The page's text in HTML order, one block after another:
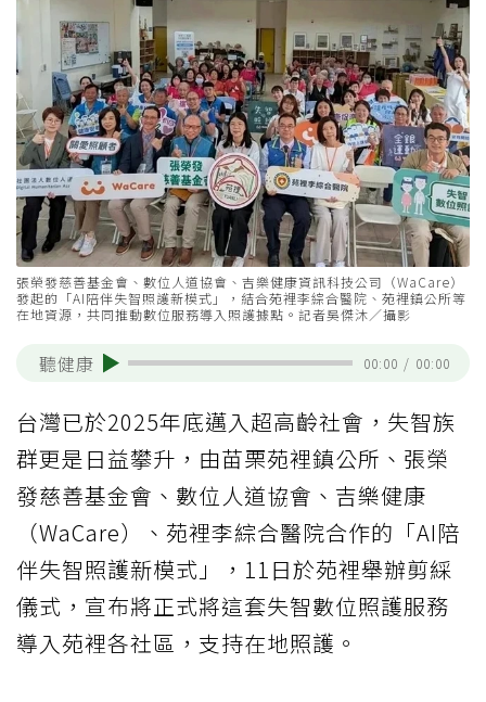
張榮發慈善基金會、數位人道協會、吉樂健康資訊科技公司（WaCare）
發起的「AI陪伴失智照護新模式」，結合苑裡李綜合醫院、苑裡鎮公所等
在地資源，共同推動數位服務導入照護據點。記者吳傑沐／攝影
聽健康 00:00 / 00:00
台灣已於2025年底邁入超高齡社會，失智族
群更是日益攀升，由苗栗苑裡鎮公所、張榮
發慈善基金會、數位人道協會、吉樂健康
（WaCare）、苑裡李綜合醫院合作的「AI陪
伴失智照護新模式」，11日於苑裡舉辦剪綵
儀式，宣布將正式將這套失智數位照護服務
導入苑裡各社區，支持在地照護。